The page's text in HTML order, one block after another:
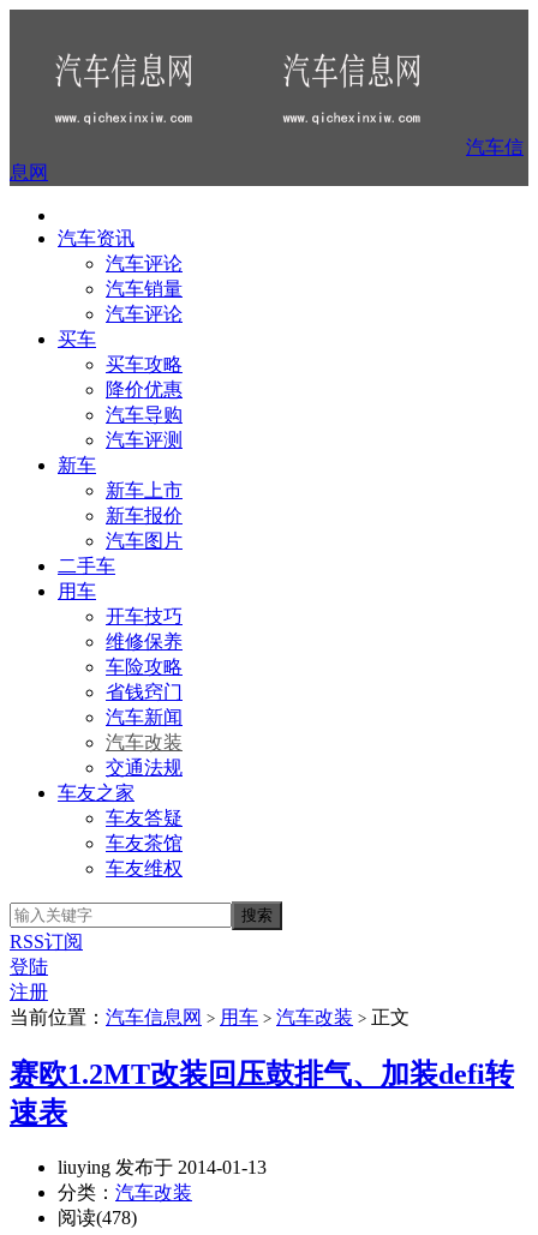
汽车信
息网
汽车资讯
汽车评论
汽车销量
汽车评论
买车
买车攻略
降价优惠
汽车导购
汽车评测
新车
新车上市
新车报价
汽车图片
二手车
用车
开车技巧
维修保养
车险攻略
省钱窍门
汽车新闻
汽车改装
交通法规
车友之家
车友答疑
车友茶馆
车友维权
RSS订阅
登陆
注册
当前位置： 汽车信息网 > 用车 > 汽车改装 > 正文
赛欧1.2MT改装回压鼓排气、加装defi转
速表
liuying 发布于 2014-01-13
分类： 汽车改装
阅读(478)